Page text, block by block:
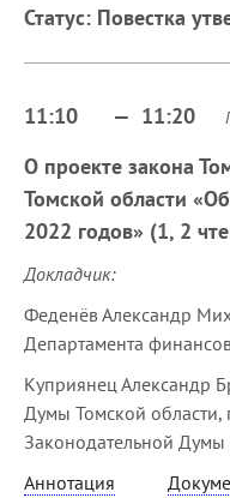
Статус: Повестка
11:10 — 11:20
О проекте закона
Томской области
2022 годов» (1, 2
Докладчик:
Феденёв Александр
Департамента
Куприянец Александр
Думы Томской области,
Законодательной Думы
Аннотация